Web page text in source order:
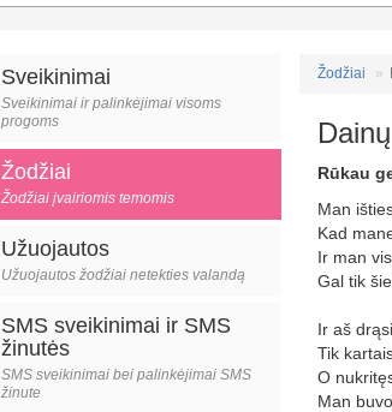
Sveikinimai
Sveikinimai ir palinkėjimai visoms
progoms
Žodžiai
Žodžiai įvairiomis temomis
Užuojautos
Užuojautos žodžiai netekties valandą
SMS sveikinimai ir SMS
žinutės
SMS sveikinimai bei palinkėjimai SMS
žinute
Žodžiai
Rūkau
Man
Kad
Ir man
Gal tik
Ir aš
Tik
O
Man